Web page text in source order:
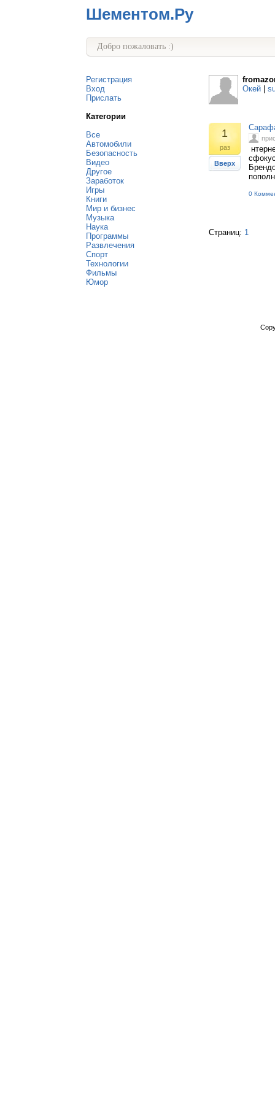
Шементом.Ру
Добро пожаловать :)
Регистрация
Вход
Прислать
Категории
Все
Автомобили
Безопасность
Видео
Другое
Заработок
Игры
Книги
Мир и бизнес
Музыка
Наука
Программы
Развлечения
Спорт
Технологии
Фильмы
Юмор
Окей
1
раз
Вверх
0
Страниц: 1